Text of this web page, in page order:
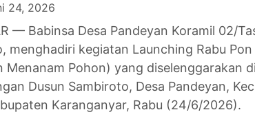
24, 2026
— Babinsa Desa Pandeyan Koramil 02/
menghadiri kegiatan Launching Rabu Pon
Menanam Pohon) yang diselenggarakan
Dusun Sambiroto, Desa Pandeyan,
Karanganyar, Rabu (24/6/2026).